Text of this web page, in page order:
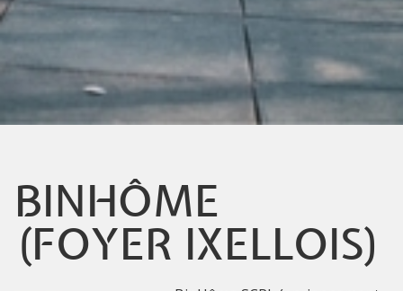
BINHÔME
(FOYER IXELLOIS)